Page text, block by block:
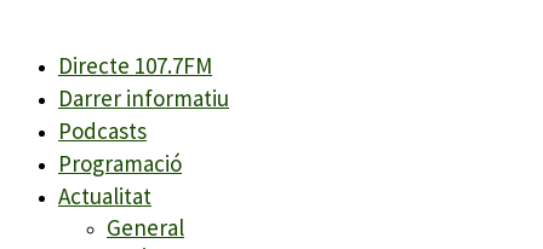
Directe 107.7FM
Darrer informatiu
Podcasts
Programació
Actualitat
General